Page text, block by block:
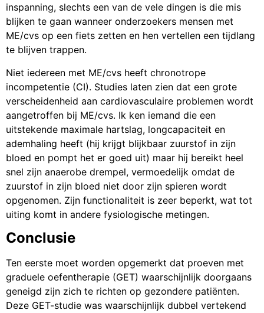
inspanning, slechts een van de vele dingen is die mis
blijken te gaan wanneer onderzoekers mensen met
ME/cvs op een fiets zetten en hen vertellen een tijdlang
te blijven trappen.
Niet iedereen met ME/cvs heeft chronotrope
incompetentie (CI). Studies laten zien dat een grote
verscheidenheid aan cardiovasculaire problemen wordt
aangetroffen bij ME/cvs. Ik ken iemand die een
uitstekende maximale hartslag, longcapaciteit en
ademhaling heeft (hij krijgt blijkbaar zuurstof in zijn
bloed en pompt het er goed uit) maar hij bereikt heel
snel zijn anaerobe drempel, vermoedelijk omdat de
zuurstof in zijn bloed niet door zijn spieren wordt
opgenomen. Zijn functionaliteit is zeer beperkt, wat tot
uiting komt in andere fysiologische metingen.
Conclusie
Ten eerste moet worden opgemerkt dat proeven met
graduele oefentherapie (GET) waarschijnlijk doorgaans
geneigd zijn zich te richten op gezondere patiënten.
Deze GET-studie was waarschijnlijk dubbel vertekend